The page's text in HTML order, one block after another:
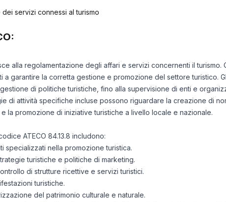
servizi connessi al turismo
alla regolamentazione degli affari e servizi concernenti il
a garantire la corretta gestione e promozione del settore turistico.
di politiche turistiche, fino alla supervisione di enti e
di attività specifiche incluse possono riguardare la creazione di
la promozione di iniziative turistiche a livello locale e nazionale.
ATECO 84.13.8 includono:
specializzati nella promozione turistica.
turistiche e politiche di marketing.
di strutture ricettive e servizi turistici.
turistiche.
del patrimonio culturale e naturale.